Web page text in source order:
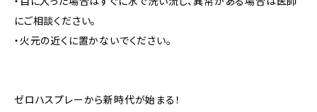
にご相談ください。
・火元の近くに置かないでください。
ゼロハスプレーから新時代が始まる！